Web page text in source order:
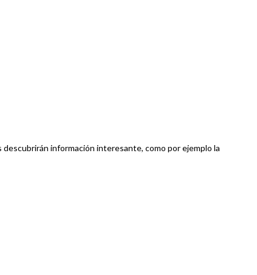
información interesante, como por ejemplo la